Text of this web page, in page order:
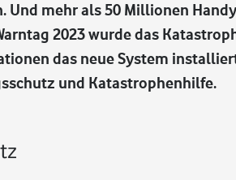
Und mehr als 50 Millionen
2023 wurde das
das neue System
und Katastrophenhilfe.